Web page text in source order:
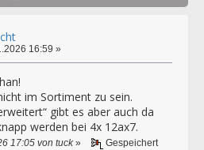
16:59 »
im Sortiment zu sein.
gibt es aber auch da
werden bei 4x 12ax7.
17:05 von tuck» Gespeichert